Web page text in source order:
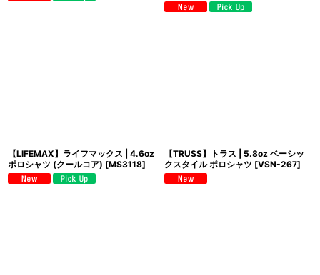
【LIFEMAX】ライフマックス | 4.6oz
ポロシャツ (クールコア) [MS3118]
【TRUSS】トラス | 5.8oz ベーシッ
クスタイル ポロシャツ [VSN-267]